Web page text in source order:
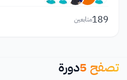
189متابعين
تصفح5دورة